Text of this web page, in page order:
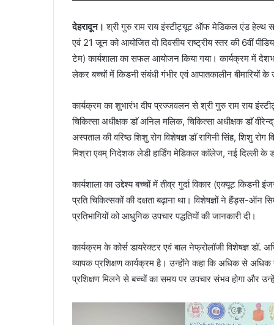
देहरादून। श्री गुरु राम राय इंस्टीट्यूट ऑफ मेडिकल एंड हेल्थ
एवं 21 जून को आयोजित दो दिवसीय राष्ट्रीय स्तर की 6वीं
टेम) कार्यशाला का सफल आयोजन किया गया। कार्यक्रम में
लेकर बच्चों में किडनी संबंधी गंभीर एवं आपातकालीन बीमारियों
कार्यक्रम का शुभारंभ दीप प्रज्जवलन से श्री गुरु राम राय
चिकित्सा अधीक्षक डाॅ अनिल मलिक, चिकित्सा अधीक्षक डाॅ
अस्पताल की वरिष्ठ शिशु रोग विशेषज्ञ डाॅ रागिनी सिंह, शिशु
मिश्रा एवम् निदेशक लेडी हार्डिंग मेडिकल काॅलेज, नई दिल्ली के
कार्यशाला का उद्देश्य बच्चों में तीव्र गुर्दा विकार (एक्यूट
प्रति चिकित्सकों की दक्षता बढ़ाना था। विशेषज्ञों ने हैंड्स-ऑन
प्रतिभागियों को आधुनिक उपचार पद्धतियों की जानकारी दी।
कार्यक्रम के कोर्स डायरेक्टर एवं बाल नेफ्रोलॉजी विशेषज्ञ डॉ.
व्यापक प्रशिक्षण कार्यक्रम है। उन्होंने कहा कि अधिक से अधिक
प्रशिक्षण मिलने से बच्चों का समय पर उपचार संभव होगा और